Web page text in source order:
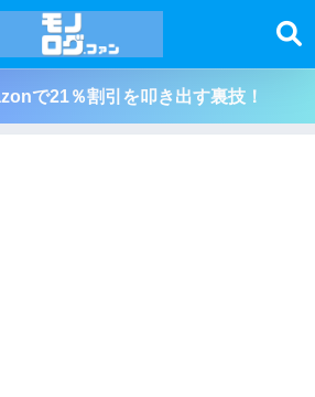
で21％割引を叩き出す裏技！